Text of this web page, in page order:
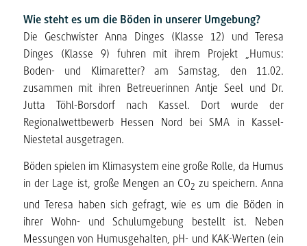
Wie steht es um die Böden in unserer Umgebung?
Die Geschwister Anna Dinges (Klasse 12) und Teresa
Dinges (Klasse 9) fuhren mit ihrem Projekt „Humus:
Boden- und Klimaretter? am Samstag, den 11.02.
zusammen mit ihren Betreuerinnen Antje Seel und Dr.
Jutta Töhl-Borsdorf nach Kassel. Dort wurde der
Regionalwettbewerb Hessen Nord bei SMA in Kassel-
Niestetal ausgetragen.
Böden spielen im Klimasystem eine große Rolle, da Humus
in der Lage ist, große Mengen an CO2 zu speichern. Anna
und Teresa haben sich gefragt, wie es um die Böden in
ihrer Wohn- und Schulumgebung bestellt ist. Neben
Messungen von Humusgehalten, pH- und KAK-Werten (ein